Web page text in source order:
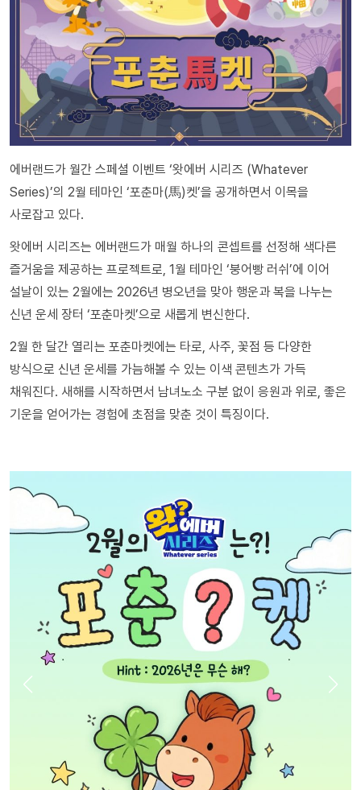
에버랜드가 월간 스페셜 이벤트 ‘왓에버 시리즈 (Whatever
Series)’의 2월 테마인 ‘포춘마(馬)켓’을 공개하면서 이목을
사로잡고 있다.
왓에버 시리즈는 에버랜드가 매월 하나의 콘셉트를 선정해 색다른
즐거움을 제공하는 프로젝트로, 1월 테마인 ‘붕어빵 러쉬’에 이어
설날이 있는 2월에는 2026년 병오년을 맞아 행운과 복을 나누는
신년 운세 장터 ‘포춘마켓’으로 새롭게 변신한다.
2월 한 달간 열리는 포춘마켓에는 타로, 사주, 꽃점 등 다양한
방식으로 신년 운세를 가늠해볼 수 있는 이색 콘텐츠가 가득
채워진다. 새해를 시작하면서 남녀노소 구분 없이 응원과 위로, 좋은
기운을 얻어가는 경험에 초점을 맞춘 것이 특징이다.